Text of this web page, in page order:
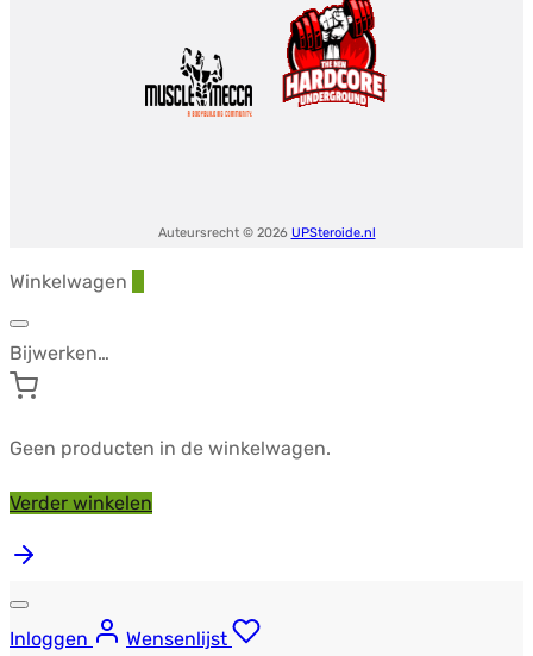
Auteursrecht © 2026 UPSteroide.nl
Winkelwagen
Bijwerken…
Geen producten in de winkelwagen.
Verder winkelen
Inloggen
Wensenlijst